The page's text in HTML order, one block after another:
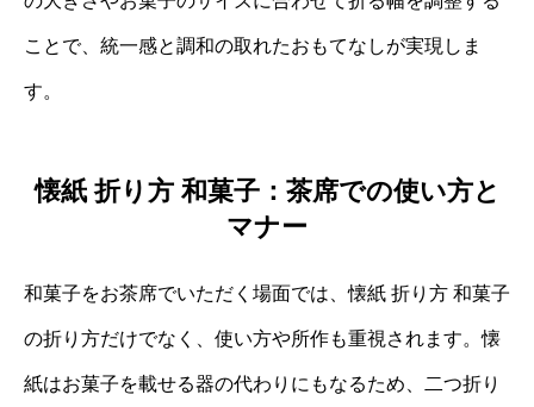
ことで、統一感と調和の取れたおもてなしが実現しま
す。
懐紙 折り方 和菓子：茶席での使い方と
マナー
和菓子をお茶席でいただく場面では、懐紙 折り方 和菓子
の折り方だけでなく、使い方や所作も重視されます。懐
紙はお菓子を載せる器の代わりにもなるため、二つ折り